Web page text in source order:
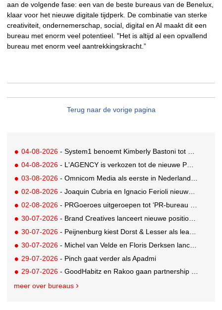
aan de volgende fase: een van de beste bureaus van de Benelux,
klaar voor het nieuwe digitale tijdperk. De combinatie van sterke
creativiteit, ondernemerschap, social, digital en AI maakt dit een
bureau met enorm veel potentieel. "Het is altijd al een opvallend
bureau met enorm veel aantrekkingskracht.”
Terug naar de vorige pagina
04-08-2026 - System1 benoemt Kimberly Bastoni tot Gobal Chief Commercial Officer
04-08-2026 - L'AGENCY is verkozen tot de nieuwe PR-partner van KoRo
03-08-2026 - Omnicom Media als eerste in Nederland actief met advertenties in ChatGPT
02-08-2026 - Joaquin Cubria en Ignacio Ferioli nieuwe Global CCO’s GUT, Renata Neumann Global Head of Production
02-08-2026 - PRGoeroes uitgeroepen tot ‘PR-bureau van het jaar 2026’
30-07-2026 - Brand Creatives lanceert nieuwe positionering: Create to Celebrate
30-07-2026 - Peijnenburg kiest Dorst & Lesser als lead social agency
30-07-2026 - Michel van Velde en Floris Derksen lanceren I.C.Y. group: drie specialistische bureaus, één visie op groei
29-07-2026 - Pinch gaat verder als Apadmi
29-07-2026 - GoodHabitz en Rakoo gaan partnership aan voor geïntegreerde talentontwikkeling
meer over bureaus